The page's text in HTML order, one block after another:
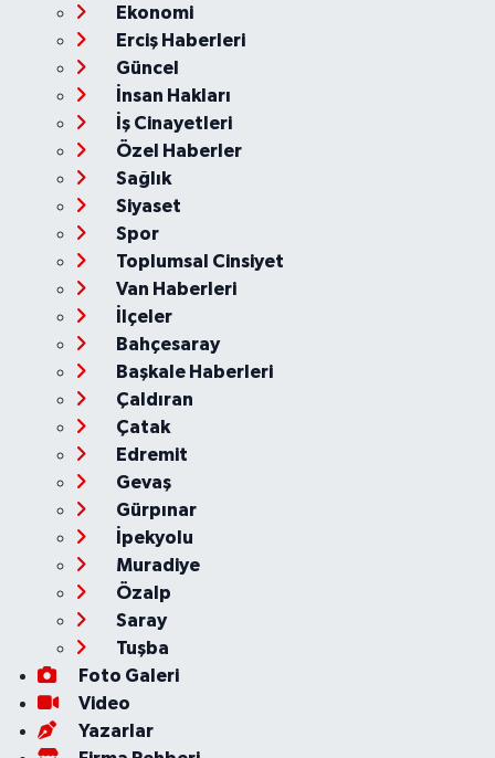
Ekonomi
Erciş Haberleri
Güncel
İnsan Hakları
İş Cinayetleri
Özel Haberler
Sağlık
Siyaset
Spor
Toplumsal Cinsiyet
Van Haberleri
İlçeler
Bahçesaray
Başkale Haberleri
Çaldıran
Çatak
Edremit
Gevaş
Gürpınar
İpekyolu
Muradiye
Özalp
Saray
Tuşba
Foto Galeri
Video
Yazarlar